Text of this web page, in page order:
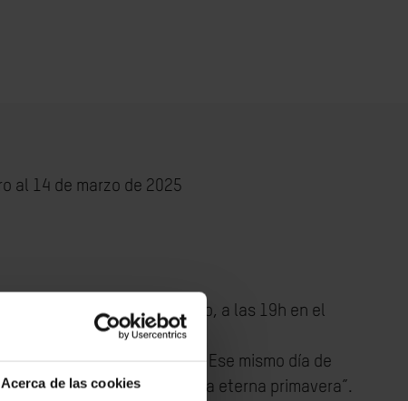
Acerca de las cookies
al 14 de marzo de 2025
será el viernes, 28 de febrero, a las 19h en el
el viernes, 14 de marzo. Ese mismo día de
se proyectará “El fin de la eterna primavera”.